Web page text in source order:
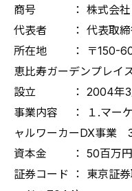
商号 ： 株式会社
代表者 ： 代表取締
所在地 ： 〒150-
恵比寿ガーデンプレイ
設立 ： 2004年3
事業内容 ： １.マー
ャルワーカーDX事業
資本金 ： 50百万円
証券コード ： 東京証